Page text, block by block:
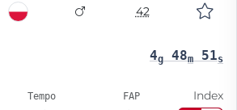
42
4g48m51s
Tempo FAP Index